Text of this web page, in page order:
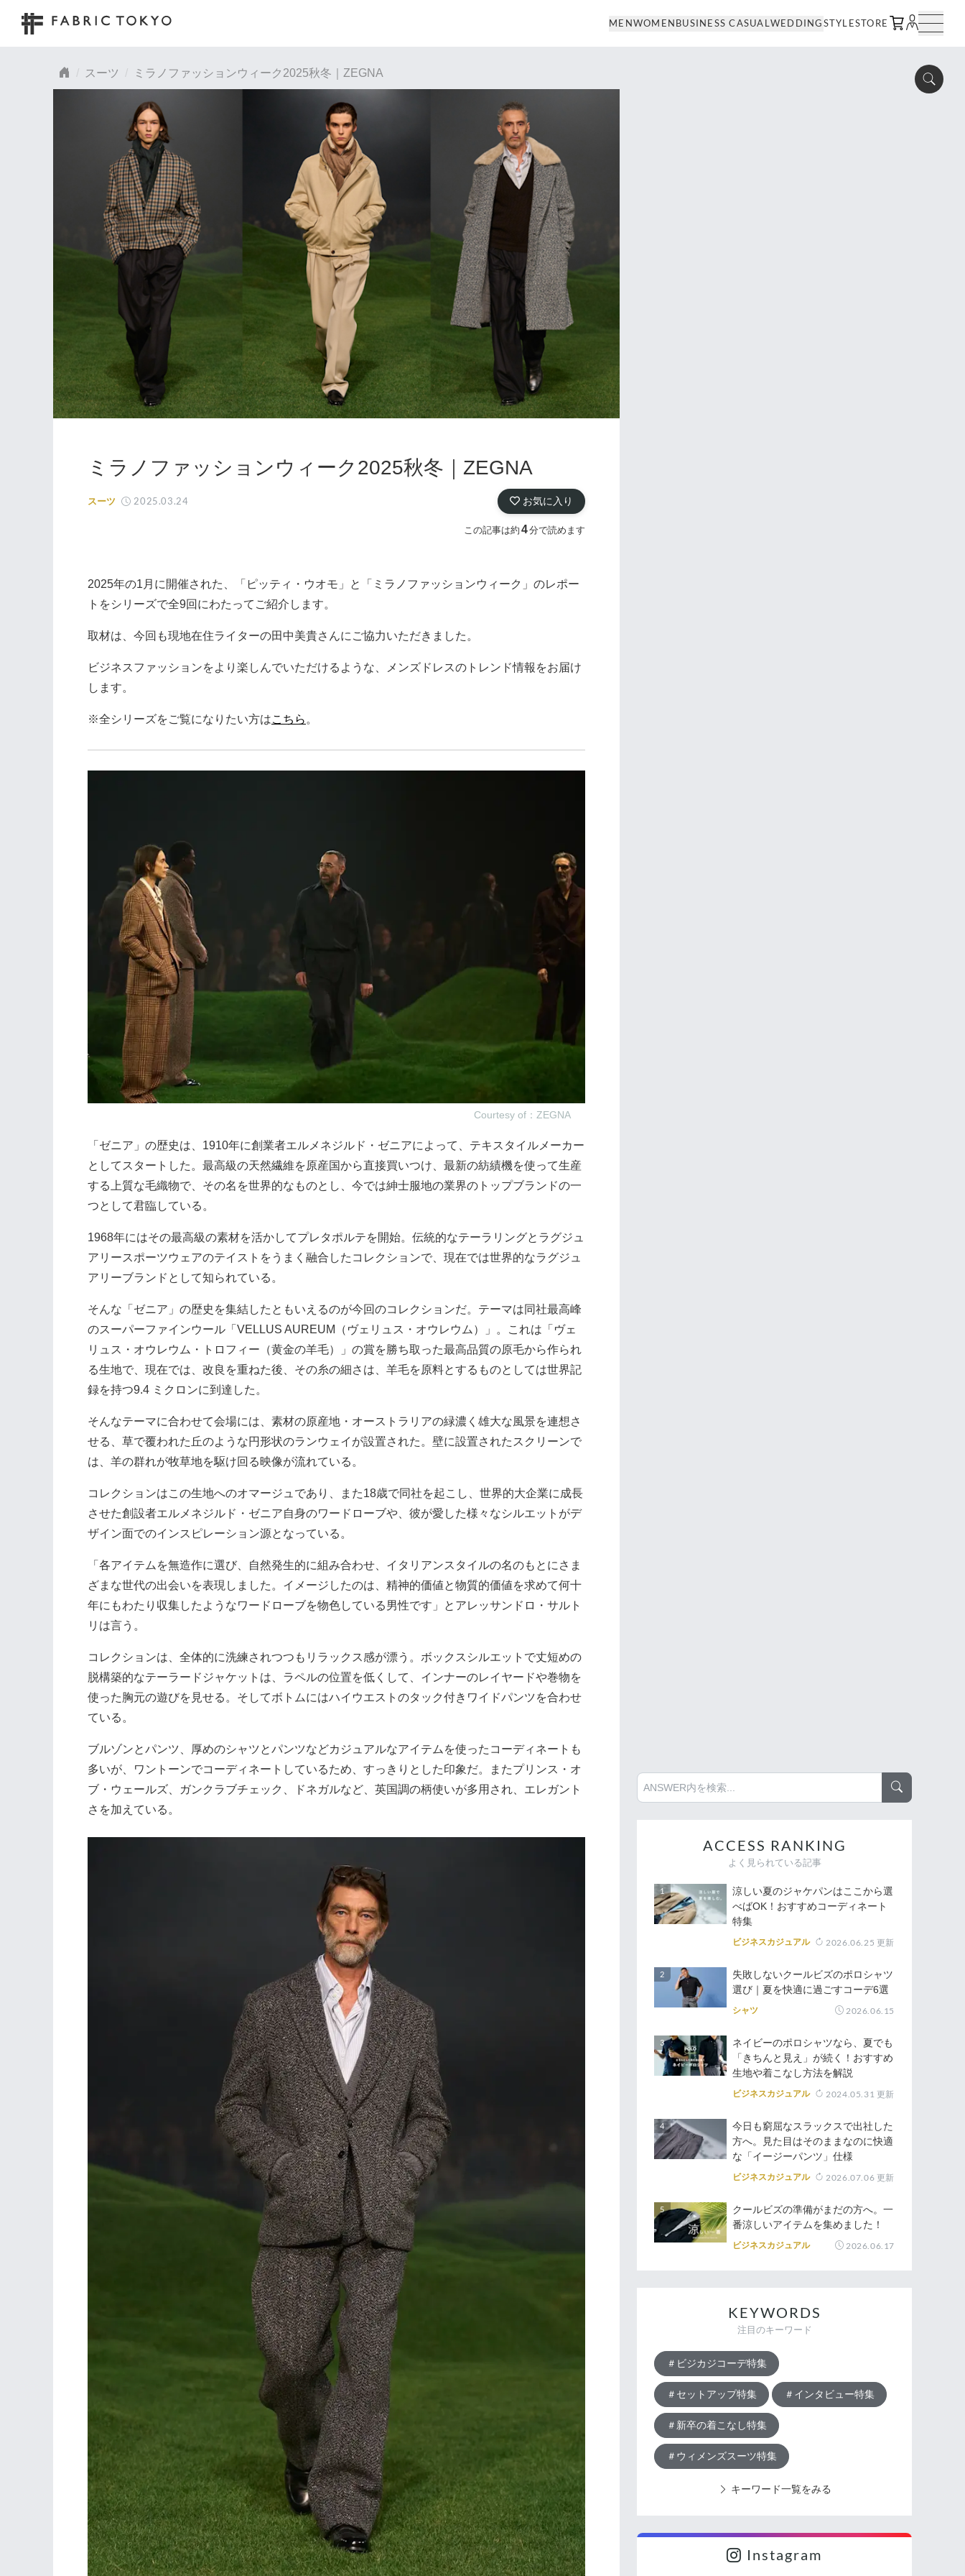
MENWOMEN BUSINESS CASUAL WEDDING STYLESTORE
スーツ ミラノファッションウィーク2025秋冬｜ZEGNA
ミラノファッションウィーク2025秋冬｜ZEGNA
スーツ 2025.03.24 お気に入り
この記事は約 4分で読めます
2025年の1月に開催された、「ピッティ・ウオモ」と「ミラノファッションウィーク」のレポー
トをシリーズで全9回にわたってご紹介します。
取材は、今回も現地在住ライターの田中美貴さんにご協力いただきました。
ビジネスファッションをより楽しんでいただけるような、メンズドレスのトレンド情報をお届け
します。
※全シリーズをご覧になりたい方はこちら 。
Courtesy of：ZEGNA
「ゼニア」の歴史は、1910年に創業者エルメネジルド・ゼニアによって、テキスタイルメーカー
としてスタートした。最高級の天然繊維を原産国から直接買いつけ、最新の紡績機を使って生産
する上質な毛織物で、その名を世界的なものとし、今では紳士服地の業界のトップブランドの一
つとして君臨している。
1968年にはその最高級の素材を活かしてプレタポルテを開始。伝統的なテーラリングとラグジュ
アリースポーツウェアのテイストをうまく融合したコレクションで、現在では世界的なラグジュ
アリーブランドとして知られている。
そんな「ゼニア」の歴史を集結したともいえるのが今回のコレクションだ。テーマは同社最高峰
のスーパーファインウール「VELLUS AUREUM（ヴェリュス・オウレウム）」。これは「ヴェ
リュス・オウレウム・トロフィー（黄金の羊毛）」の賞を勝ち取った最高品質の原毛から作られ
る生地で、現在では、改良を重ねた後、その糸の細さは、羊毛を原料とするものとしては世界記
録を持つ9.4 ミクロンに到達した。
そんなテーマに合わせて会場には、素材の原産地・オーストラリアの緑濃く雄大な風景を連想さ
せる、草で覆われた丘のような円形状のランウェイが設置された。壁に設置されたスクリーンで
は、羊の群れが牧草地を駆け回る映像が流れている。
コレクションはこの生地へのオマージュであり、また18歳で同社を起こし、世界的大企業に成長
させた創設者エルメネジルド・ゼニア自身のワードローブや、彼が愛した様々なシルエットがデ
ザイン面でのインスピレーション源となっている。
「各アイテムを無造作に選び、自然発生的に組み合わせ、イタリアンスタイルの名のもとにさま
ざまな世代の出会いを表現しました。イメージしたのは、精神的価値と物質的価値を求めて何十
年にもわたり収集したようなワードローブを物色している男性です」とアレッサンドロ・サルト
リは言う。
コレクションは、全体的に洗練されつつもリラックス感が漂う。ボックスシルエットで丈短めの
脱構築的なテーラードジャケットは、ラペルの位置を低くして、インナーのレイヤードや巻物を
使った胸元の遊びを見せる。そしてボトムにはハイウエストのタック付きワイドパンツを合わせ
ている。
ブルゾンとパンツ、厚めのシャツとパンツなどカジュアルなアイテムを使ったコーディネートも
多いが、ワントーンでコーディネートしているため、すっきりとした印象だ。またプリンス・オ
ブ・ウェールズ、ガンクラブチェック、ドネガルなど、英国調の柄使いが多用され、エレガント
さを加えている。
ACCESS RANKING
よく見られている記事
涼しい夏のジャケパンはここから選
べばOK！おすすめコーディネート
特集
ビジネスカジュアル 2026.06.25 更新
失敗しないクールビズのポロシャツ
選び｜夏を快適に過ごすコーデ6選
シャツ 2026.06.15
ネイビーのポロシャツなら、夏でも
「きちんと見え」が続く！おすすめ
生地や着こなし方法を解説
ビジネスカジュアル 2024.05.31 更新
今日も窮屈なスラックスで出社した
方へ。見た目はそのままなのに快適
な「イージーパンツ」仕様
ビジネスカジュアル 2026.07.06 更新
クールビズの準備がまだの方へ。一
番涼しいアイテムを集めました！
ビジネスカジュアル 2026.06.17
KEYWORDS
注目のキーワード
ビジカジコーデ特集
セットアップ特集 インタビュー特集
新卒の着こなし特集
ウィメンズスーツ特集
キーワード一覧をみる
Instagram